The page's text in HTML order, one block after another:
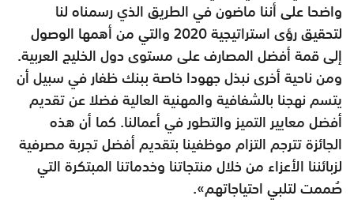
واضحا على أننا ماضون في الطريق الذي رسمناه لنا
لتحقيق رؤى استراتيجية 2020 والتي من أهمها الوصول
إلى قمة أفضل المصارف على مستوى دول الخليج العربية.
ومن ناحية أخرى نبذل جهودا خاصة ببنك ظفار في سبيل أن
يتسم نهجنا بالشفافية والمهنية العالية فضلا عن تقديم
أفضل معايير التميز والتطور في أعمالنا. كما أن هذه
الجائزة تترجم التزام موظفينا بتقديم أفضل تجربة مصرفية
لزبائننا الأعزاء من خلال منتجاتنا وخدماتنا المبتكرة التي
صُممت لتلبي احتياجاتهم».